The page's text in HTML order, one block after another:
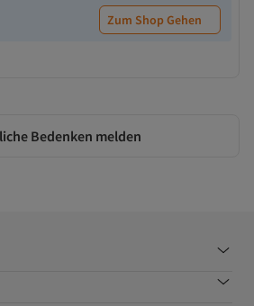
Zum Shop Gehen
Bedenken melden